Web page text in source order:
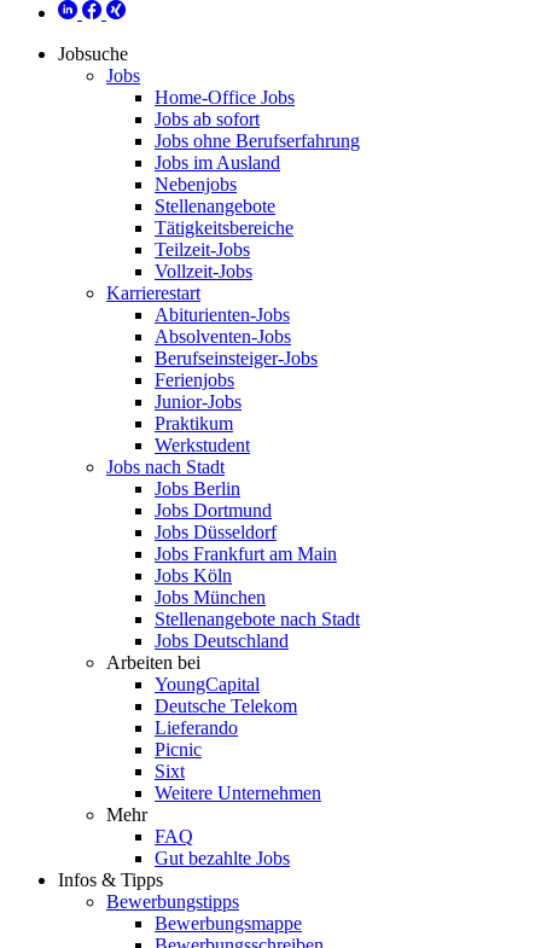
Jobsuche
Jobs
Home-Office Jobs
Jobs ab sofort
Jobs ohne Berufserfahrung
Jobs im Ausland
Nebenjobs
Stellenangebote
Tätigkeitsbereiche
Teilzeit-Jobs
Vollzeit-Jobs
Karrierestart
Abiturienten-Jobs
Absolventen-Jobs
Berufseinsteiger-Jobs
Ferienjobs
Junior-Jobs
Praktikum
Werkstudent
Jobs nach Stadt
Jobs Berlin
Jobs Dortmund
Jobs Düsseldorf
Jobs Frankfurt am Main
Jobs Köln
Jobs München
Stellenangebote nach Stadt
Jobs Deutschland
Arbeiten bei
YoungCapital
Deutsche Telekom
Lieferando
Picnic
Sixt
Weitere Unternehmen
Mehr
FAQ
Gut bezahlte Jobs
Infos & Tipps
Bewerbungstipps
Bewerbungsmappe